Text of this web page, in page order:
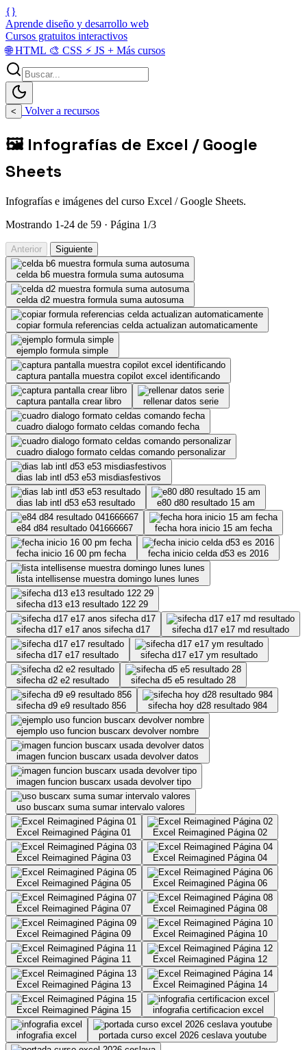
{}
Aprende diseño y desarrollo web
Cursos gratuitos interactivos
🌐HTML 🎨 CSS ⚡ JS + Más cursos
< Volver a recursos
🖼️ Infografías de Excel / Google
Sheets
Infografías e imágenes del curso Excel / Google Sheets.
Mostrando 1-24 de 59 · Página 1/3
Anterior Siguiente
celda b6 muestra formula suma autosuma
celda d2 muestra formula suma autosuma
copiar formula referencias celda actualizan automaticamente
ejemplo formula simple
captura pantalla muestra copilot excel identificando
captura pantalla crear libro rellenar datos serie
cuadro dialogo formato celdas comando fecha
cuadro dialogo formato celdas comando personalizar
dias lab intl d53 e53 misdiasfestivos
dias lab intl d53 e53 resultado e80 d80 resultado 15 am
e84 d84 resultado 041666667 fecha hora inicio 15 am fecha
fecha inicio 16 00 pm fecha fecha inicio celda d53 es 2016
lista intellisense muestra domingo lunes lunes
sifecha d13 e13 resultado 122 29
sifecha d17 e17 anos sifecha d17 sifecha d17 e17 md resultado
sifecha d17 e17 resultado sifecha d17 e17 ym resultado
sifecha d2 e2 resultado sifecha d5 e5 resultado 28
sifecha d9 e9 resultado 856 sifecha hoy d28 resultado 984
ejemplo uso funcion buscarx devolver nombre
imagen funcion buscarx usada devolver datos
imagen funcion buscarx usada devolver tipo
uso buscarx suma sumar intervalo valores
Excel Reimagined Página 01 Excel Reimagined Página 02
Excel Reimagined Página 03 Excel Reimagined Página 04
Excel Reimagined Página 05 Excel Reimagined Página 06
Excel Reimagined Página 07 Excel Reimagined Página 08
Excel Reimagined Página 09 Excel Reimagined Página 10
Excel Reimagined Página 11 Excel Reimagined Página 12
Excel Reimagined Página 13 Excel Reimagined Página 14
Excel Reimagined Página 15 infografia certificacion excel
infografia excel portada curso excel 2026 ceslava youtube